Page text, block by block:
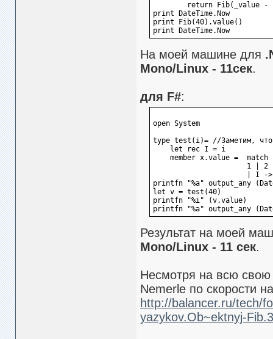
return Fib(_value -
print DateTime.Now
print Fib(40).value()
print DateTime.Now
На моей машине для
Mono/Linux - 11сек.
для F#:
open System
type test(i)= //Заметим, что
    let rec I = i
member x.value =  match
1 | 2
| I -
printfn "%a" output_any
let v = test(40)
printfn "%i" (v.value)
printfn "%a" output_any
Результат на моей
Mono/Linux - 11 сек.
Несмотря на всю свою
Nemerle по скорости
http://balancer.ru/tech/
yazykov.Ob~ektnyj-